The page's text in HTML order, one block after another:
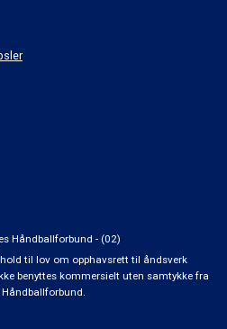
Håndballforbund - (02)
til lov om opphavsrett til åndsverk
benyttes kommersielt uten samtykke fra
Håndballforbund.